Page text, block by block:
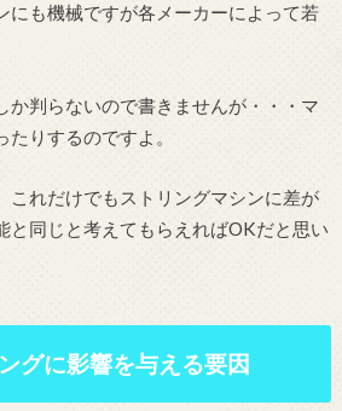
にも機械ですが各メーカーによって若
か判らないので書きませんが・・・マ
りするのですよ。
これだけでもストリングマシンに差が
と同じと考えてもらえればOKだと思い
グに影響を与える要因